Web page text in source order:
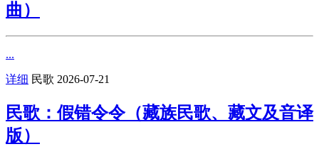
曲）
...
详细 民歌 2026-07-21
民歌：假错令令（藏族民歌、藏文及音译
版）